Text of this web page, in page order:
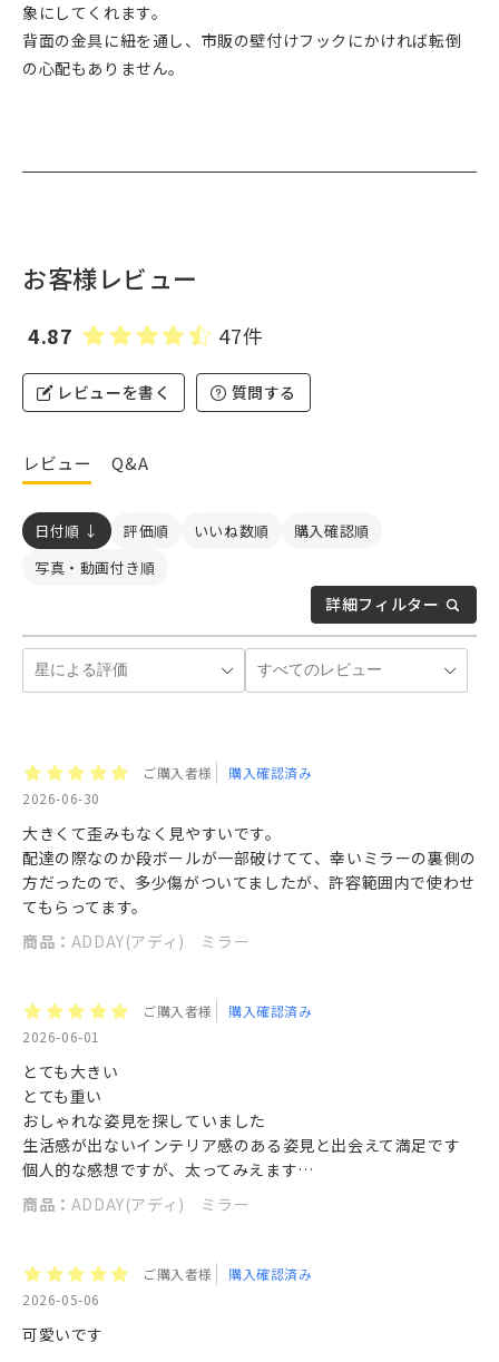
象にしてくれます。
背面の金具に紐を通し、市販の壁付けフックにかければ転倒
の心配もありません。
お客様レビュー
4.87 47件
レビューを書く 質問する
レビュー Q&A
詳細フィルター
日付順 ↓ 評価順 いいね数順
購入確認順
写真・動画付き順
ご購入者様
購入確認済み
2026-06-30
大きくて歪みもなく見やすいです。
配達の際なのか段ボールが一部破けてて、幸いミラーの裏側の
方だったので、多少傷がついてましたが、許容範囲内で使わせ
てもらってます。
商品： ADDAY(アディ) ミラー
ご購入者様
購入確認済み
2026-06-01
とても大きい
とても重い
おしゃれな姿見を探していました
生活感が出ないインテリア感のある姿見と出会えて満足です
個人的な感想ですが、太ってみえます…
商品： ADDAY(アディ) ミラー
ご購入者様
購入確認済み
2026-05-06
可愛いです